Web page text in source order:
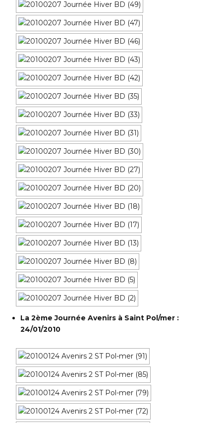
La 2ème Journée Avenirs à Saint Pol/mer :
24/01/2010